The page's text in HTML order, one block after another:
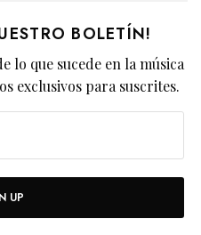
BOLETÍN!
lo que sucede en la música
exclusivos para suscrites.
UP